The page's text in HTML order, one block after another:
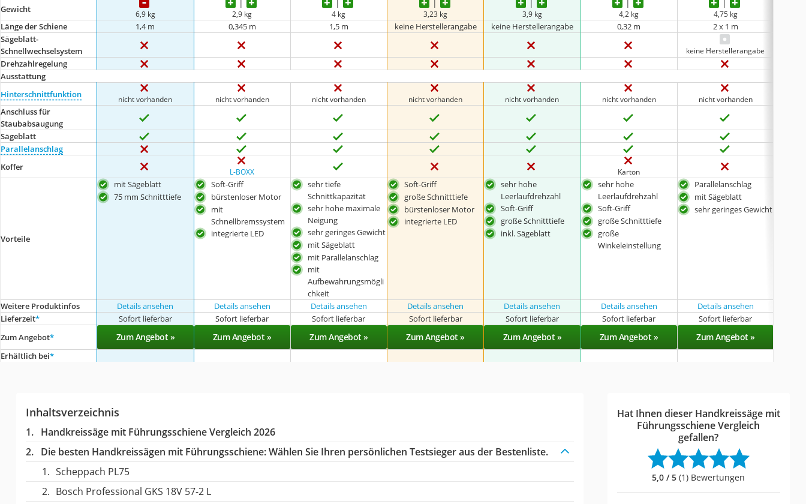
Gewicht
6,9 kg 2,9 kg 4 kg 3,23 kg 3,9 kg 4,2 kg 4,75 kg
Länge der Schiene 1,4 m 0,345 m 1,5 m keine Herstellerangabe keine Herstellerangabe 0,32 m
2 x 1 m
Sägeblatt-
Schnellwechselsystem
keine Herstellerangabe
Drehzahlregelung
Ausstattung
Hinterschnittfunktion
nicht vorhanden nicht vorhanden nicht vorhanden nicht vorhanden nicht vorhanden nicht vorhanden nicht vorhanden
Anschluss für
Staubabsaugung
Sägeblatt
Parallelanschlag
Koffer
L-BOXX Karton
Vorteile
mit Sägeblatt
75 mm Schnitttiefe
Soft-Griff
bürstenloser Motor
mit
Schnellbremssystem
integrierte LED
sehr tiefe
Schnittkapazität
sehr hohe maximale
Neigung
sehr geringes Gewicht
mit Sägeblatt
mit Parallelanschlag
mit
Aufbewahrungsmögli
chkeit
Soft-Griff
große Schnitttiefe
bürstenloser Motor
integrierte LED
sehr hohe
Leerlaufdrehzahl
Soft-Griff
große Schnitttiefe
inkl. Sägeblatt
sehr hohe
Leerlaufdrehzahl
Soft-Griff
große Schnitttiefe
große
Winkeleinstellung
Parallelanschlag
mit Sägeblatt
sehr geringes Gewicht
Weitere Produktinfos Details ansehen Details ansehen Details ansehen Details ansehen Details ansehen Details ansehen Details ansehen
Lieferzeit* Sofort lieferbar Sofort lieferbar Sofort lieferbar Sofort lieferbar Sofort lieferbar Sofort lieferbar Sofort lieferbar
Zum Angebot* Zum Angebot » Zum Angebot » Zum Angebot » Zum Angebot » Zum Angebot » Zum Angebot » Zum Angebot »
Erhältlich bei*
Inhaltsverzeichnis
Handkreissäge mit Führungsschiene Vergleich 2026
Die besten Handkreissägen mit Führungsschiene:Wählen Sie Ihren persönlichen Testsieger aus der Bestenliste.
Scheppach PL75
Bosch Professional GKS 18V 57-2 L
Hat Ihnen dieser Handkreissäge mit
Führungsschiene Vergleich
gefallen?
5,0 / 5 (1) Bewertungen